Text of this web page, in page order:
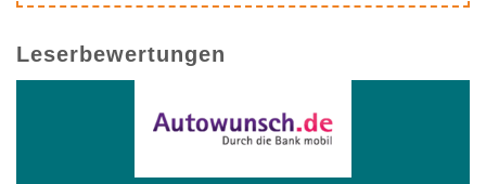
Leserbewertungen